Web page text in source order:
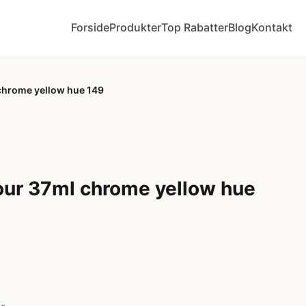
ForsideProdukterTop RabatterBlogKontakt
yellow hue 149
37ml chrome yellow hue